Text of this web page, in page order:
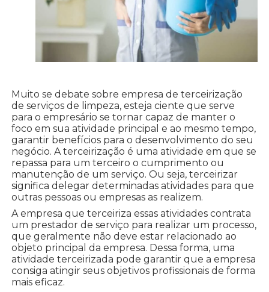
Muito se debate sobre empresa de terceirização
de serviços de limpeza, esteja ciente que serve
para o empresário se tornar capaz de manter o
foco em sua atividade principal e ao mesmo tempo,
garantir benefícios para o desenvolvimento do seu
negócio. A terceirização é uma atividade em que se
repassa para um terceiro o cumprimento ou
manutenção de um serviço. Ou seja, terceirizar
significa delegar determinadas atividades para que
outras pessoas ou empresas as realizem.
A empresa que terceiriza essas atividades contrata
um prestador de serviço para realizar um processo,
que geralmente não deve estar relacionado ao
objeto principal da empresa. Dessa forma, uma
atividade terceirizada pode garantir que a empresa
consiga atingir seus objetivos profissionais de forma
mais eficaz.